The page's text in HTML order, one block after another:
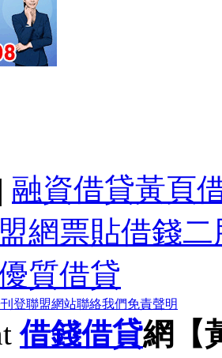
融資借貸黃頁
網票貼借錢二
質借貸
登聯盟網站聯絡我們免責聲明
借錢借貸網【